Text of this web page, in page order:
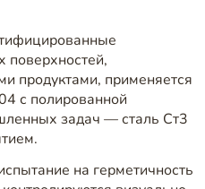
поверхностей,
продуктами, применяется
с полированной
задач — сталь Ст3
на герметичность